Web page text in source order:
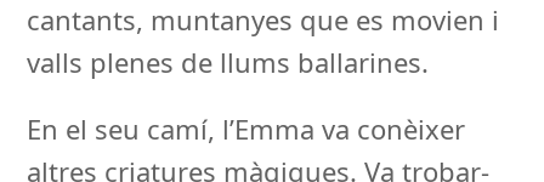
cantants, muntanyes que es movien i
valls plenes de llums ballarines.
En el seu camí, l’Emma va conèixer
altres criatures màgiques. Va trobar-